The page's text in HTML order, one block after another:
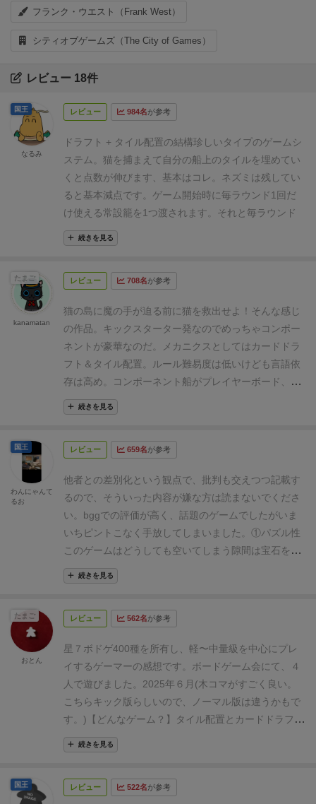
フランク・ウエスト（Frank West）
シティオブゲームズ（The City of Games）
レビュー 18件
レビュー 984名が参考
ドラフト + タイル配置の結構珍しいタイプのゲームシ
ステム。 猫を捕まえて自分の船上のタイルを埋めてい
くと点数が伸びます、基本はコレ。ネズミは残してい
ると基本減点です。 ゲーム開始時に毎ラウンド1回だ
け使える常設籠を1つ渡されます。 それと毎ラウンド
開始時に20魚(お金)が供給されます、これらを元にカ
ードのドラフト + 猫を捕まえて点数を伸ばしていくゲ
ヤー人数と同じ数の猫が出てきます。
くという訳です。 そのため基本的には同じ色のやつを
どんどん捕まえていきたいところ。 ただ、出てくる猫
は毎ターン色も形もランダムです。 捕まえて船に乗せ
たとしても形が全然合わない…ということもちらほら
あります。
猫を捕まえるには籠 + お金が必要になり、
その籠は毎ターンドラフトする7枚のカード内に入っ
緑色：猫を捕まえるための籠、1回使ったら壊れる
緑色：猫を捕まえるタイミング、宝を取るタイミング
青色：追加得点となる加点ルールカード
紫色：様々な即時効果のあるカード
黄色：場にあるお宝の取れるカード
茶色：人間大好きなオシャックスという特殊な猫が貰
えるカード
これらになります。
カードの左上にある金額を払って購入するか、破棄す
強力なカードは大抵ユニークになっておりリシャッフ
きキッチリ使い切って終了です。
追加得点となる加点
ルールカードは全てユニークなので、とりあえずキー
プでいいんじゃないかな…とすら思えます。 カード購
入後に手元のカードから 緑色のカード を任意の枚数伏
せて、そのラウンドの行動順を決めていきます。 行動
順が早い人から好きな形の好きな色の猫を取っていく
色の猫いないんですけど？とかが出てきます。
のゲームであるあるですね。
続きを見る
国王
なるみ
レビュー 708名が参考
猫の島に魔の手が迫る前に猫を救出せよ！ そんな感じ
の作品。キックスターター発なのでめっちゃコンポー
ネントが豪華なのだ。
メカニクスとしてはカードドラ
フト＆タイル配置。
ルール難易度は低いけども言語依
存は高め。
コンポーネント 船がプレイヤーボード、助
けた猫や発見したお宝を積み込む。 右上の小さいボ
ードがメインの島ボード、手番順とラウンドを管理す
てプレイヤーはそこからおびき寄せるための魚とカゴ
カードの効果で色を選ぶときやオーシャックスという
ワイルドカラーの猫の色を選択するときに乗せて示す
ために使うよ。散らばりまくってるのはカード、手番
順を決めたり、ボーナス点を獲得したりする。 これは
タイル抜き前の写真。猫があざとく、キュートで可愛
いくて語彙力が消える。お魚タイルは通常版で使う。
だけどもフタの裏にはプレイ中に猫を入れて置くため
の猫ちゃんスペースもある。分かってる。
ントについては以上。ゲームの内容について触れてい
くとゲームは5ラウンド制、複数のフェイズに分かれ
て進行する。簡単に説明するとリソースのお魚貰っ
て、カードをドラフトして、カードを買って、買った
カードを使って猫を助けたりお宝を集めてパズルす
る。豪華で可愛い内容に反して取っつきやすくて簡
単。カードさえ和訳すれば初心者でも楽しく遊べる。
可愛い。あざといレベルで可愛いんだ。カードにもい
続きを見る
たまご
kanamatan
レビュー 659名が参考
他者との差別化という観点で、批判も交えつつ記載す
るので、そういった内容が嫌な方は読まないでくださ
い。 bggでの評価が高く、話題のゲームでしたがいま
いちピントこなく手放してしまいました。 ①パズル性
このゲームはどうしても空いてしまう隙間は宝石を使
って後から埋めることになります。
「埋まらなかった区画」ごとに減点されます。
達成感」を感じにくかったのが残念でした。オーディ
と大きなパーツを同タイミングではめるので達成感が
あります。
本作は5ラウンドにまとめて宝石を使って
埋めるだけなので作業的になってしまいました。 ②ゲ
ームバランス(同色) 同色猫ボーナスの点数が低すぎる
とかんじました。同色ネコを集めることにメリットが
ないとどういうことがおこるかというと、目的カード
るフェーズでは、「この猫をとりたい！」という思い
が薄れるので早ドリ要素を潰してしまっており、手な
続きを見る
国王
わんにゃんて
るお
レビュー 562名が参考
星７ ボドゲ400種を所有し、軽〜中量級を中心にプレ
イするゲーマーの感想です。ボードゲーム会にて、４
人で遊びました。2025年６月 (木コマがすごく良い。
こちらキック版らしいので、ノーマル版は違うかもで
す。) 【どんなゲーム？】
タイル配置とカードドラフト
のボードゲームです。
個人ボードに配置していきます。
レイが必要で、そのカードは各ラウンドの開始時にド
続きを見る
たまご
おとん
レビュー 522名が参考
国王